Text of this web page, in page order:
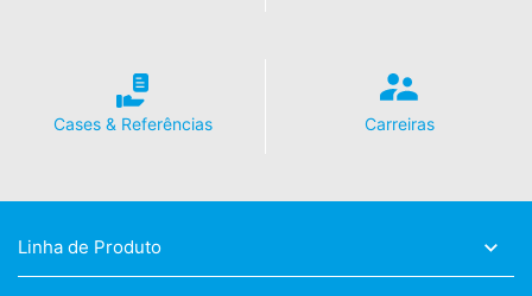
Cases & Referências Carreiras
Linha de Produto